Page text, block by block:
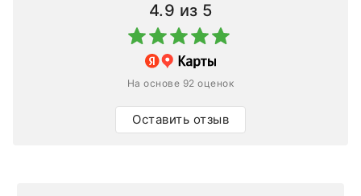
4.9 из 5
На основе 92 оценок
Оставить отзыв